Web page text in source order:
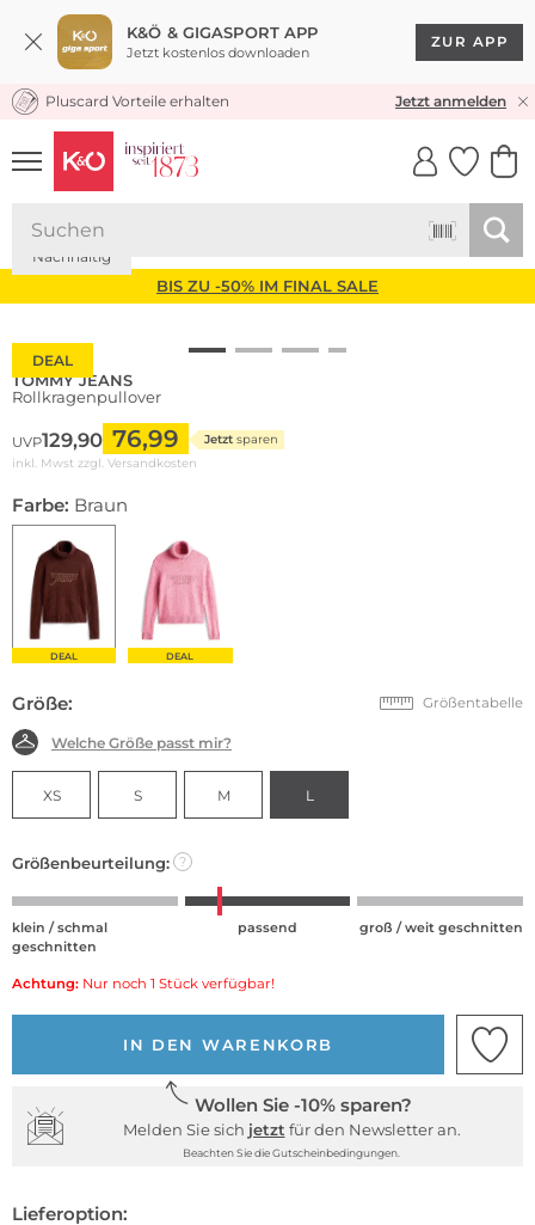
K&Ö & GIGASPORT APP
Jetzt kostenlos downloaden
ZUR APP
KOSTENLOSER VERSAND* & RÜCKVERSAND
Pluscard Vorteile erhalten Jetzt anmelden
UNSERE APP
CLICK &
BIS ZU -50% IM FINAL SALE
DEAL
Nachhaltig
TOMMY JEANS
Rollkragenpullover
UVP129,90 76,99 Jetzt sparen
inkl. Mwst zzgl. Versandkosten
Farbe: Braun
DEAL DEAL
Größe: Größentabelle
Welche Größe passt mir?
XS S M L
Größenbeurteilung: ?
klein / schmal
geschnitten
passend groß / weit geschnitten
Achtung: Nur noch 1 Stück verfügbar!
IN DEN WARENKORB
Wollen Sie -10% sparen?
Melden Sie sich jetzt für den Newsletter an.
Beachten Sie die Gutscheinbedingungen.
Lieferoption: